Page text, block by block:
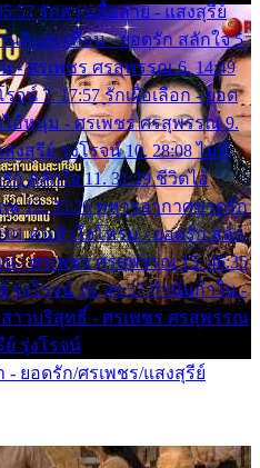
รักสาวเสื้อลาย - แสงสุรีย์
นดินสะเทือน - ยอดรัก สลักใจ 5.
- ศรเพชร ศรสุพรรณ 6. 14:49
จน์ 7. 17:57 รักเผื่อเลือก - ยอด
ไอ้หนุ่ม - ศรเพชร ศรสุพรรณ 9.
งสุรีย์ รุ่งโรจน์ 10. 28:08 ไม่มี
ก สลักใจ 11. 31:29 ชีวิตไอ้
12. 35:26 ทหารอากาศขาดรัก
คนหัวใจโทรม - ยอดรัก สลัก
น่ - ศรเพชร ศรสุพรรณ 15. 46:35
รุ่งโรจน์ 16. 49:57 กำนันกำใน -
สาวบริสุทธิ์ - ศรเพชร ศรสุพรรณ
ย์ รุ่งโรจน์
- ยอดรัก/ศรเพชร/แสงสุรีย์